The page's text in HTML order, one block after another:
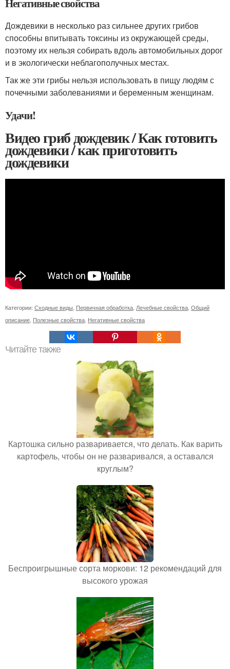
Дождевики в несколько раз сильнее других грибов
способны впитывать токсины из окружающей среды,
поэтому их нельзя собирать вдоль автомобильных дорог
и в экологически неблагополучных местах.
Так же эти грибы нельзя использовать в пищу людям с
почечными заболеваниями и беременным женщинам.
Удачи!
Видео гриб дождевик / Как готовить
дождевики / как приготовить
дождевики
Категории: Сходные виды Первичная обработка Лечебные свойства Общий
описание Полезные свойства Негативные свойства
Читайте также
Картошка сильно разваривается, что делать. Как варить
картофель, чтобы он не разваривался, а оставался
круглым?
Беспроигрышные сорта моркови: 12 рекомендаций для
высокого урожая